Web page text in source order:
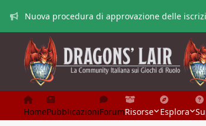
Nuova procedura di approvazione delle
HomePubblicazioniForumRisorse Esplora